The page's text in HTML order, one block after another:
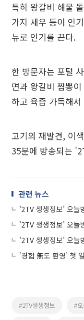
특히 왕갈비 해물
가지 새우 등이 인
뉴로 인기를 끈다.
한 방문자는 포털
면과 왕갈비 짬뽕
하고 육즙 가득해
고기의 재발견, 이
35분에 방송되는
관련 뉴스
‘경험 無도 환영’ 첫
#2TV생생정보 #